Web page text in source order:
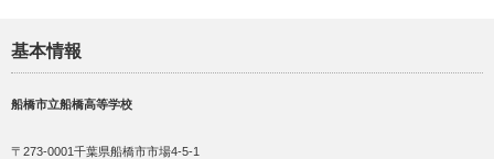
基本情報
船橋市立船橋高等学校
〒273-0001千葉県船橋市市場4-5-1